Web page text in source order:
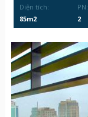
Diện tích:
85m2
PN:
2